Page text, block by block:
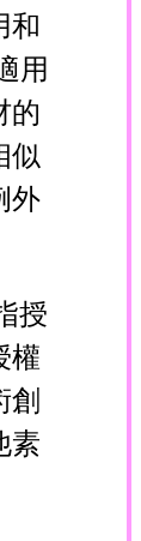
和
用
的
似
外
授
權
創
素